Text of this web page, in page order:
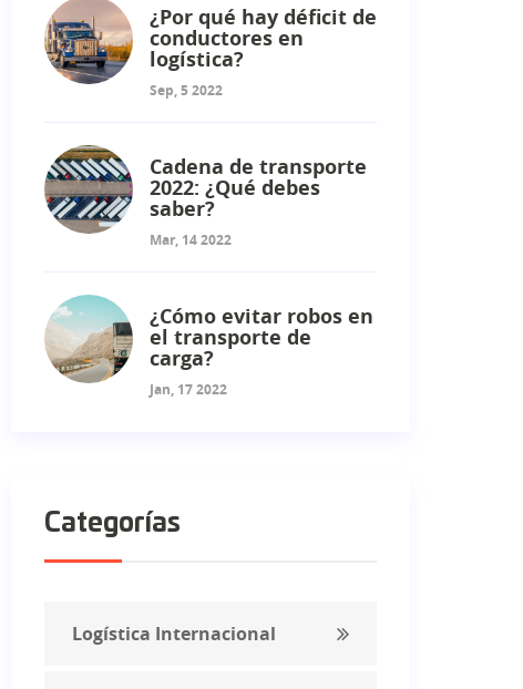
¿Por qué hay déficit de
conductores en
logística?
Sep, 5 2022
Cadena de transporte
2022: ¿Qué debes
saber?
Mar, 14 2022
¿Cómo evitar robos en
el transporte de
carga?
Jan, 17 2022
Categorías
Logística Internacional